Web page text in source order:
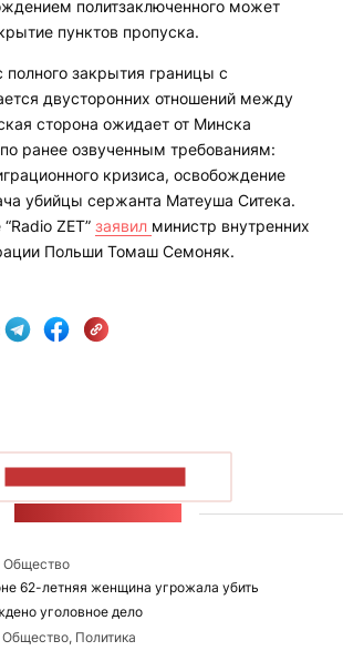
политзаключенного может
пунктов пропуска.
закрытия границы с
двусторонних отношений между
сторона ожидает от Минска
ранее озвученным требованиям:
кризиса, освобождение
убийцы сержанта Матеуша Ситека.
ZET” заявил министр внутренних
Польши Томаш Семоняк.
Общество
62-летняя женщина угрожала убить
уголовное дело
Общество, Политика